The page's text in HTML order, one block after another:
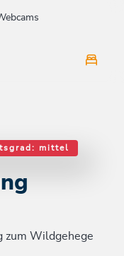
mittel
zum Wildgehege